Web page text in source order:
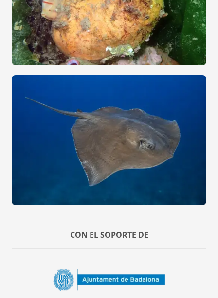
CON EL SOPORTE DE